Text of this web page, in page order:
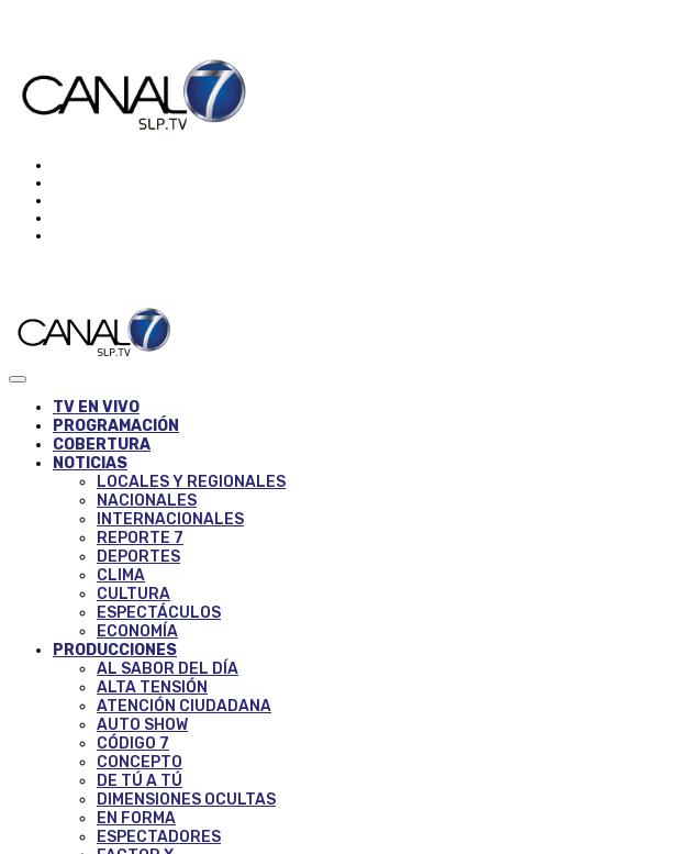
TV EN VIVO
PROGRAMACIÓN
COBERTURA
NOTICIAS
LOCALES Y REGIONALES
NACIONALES
INTERNACIONALES
REPORTE 7
DEPORTES
CLIMA
CULTURA
ESPECTÁCULOS
ECONOMÍA
PRODUCCIONES
AL SABOR DEL DÍA
ALTA TENSIÓN
ATENCIÓN CIUDADANA
AUTO SHOW
CÓDIGO 7
CONCEPTO
DE TÚ A TÚ
DIMENSIONES OCULTAS
EN FORMA
ESPECTADORES